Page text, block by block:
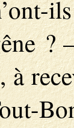
?
à